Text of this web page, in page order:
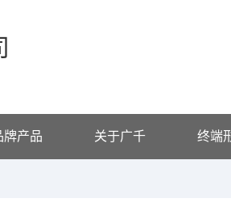
牌产品 关于广千 终端